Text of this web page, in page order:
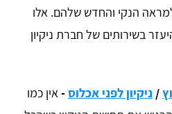
הנקי והחדש שלהם. אלו
בשירותים של חברת ניקיון
/ ניקיון לפני אכלוס-אין כמו